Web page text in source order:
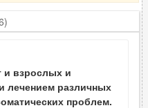
и взрослых и
лечением различных
проблем.